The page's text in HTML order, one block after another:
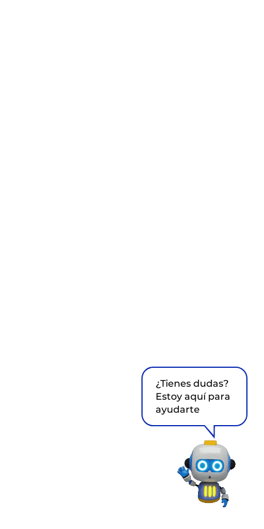
¿Tienes dudas?
Estoy aquí para
ayudarte